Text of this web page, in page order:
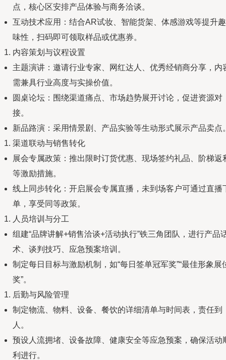
点，核心区安排产品体验与商务洽谈。
互动技术应用：结合AR试妆、智能货架、体感游戏等提升趣
味性，扫码即可领取样品或优惠券。
内容策划与议程设置
主题演讲：邀请行业专家、网红达人、优秀经销商分享，内
需兼具行业高度与实操价值。
圆桌论坛：围绕渠道痛点、市场趋势展开讨论，促进资源对
接。
新品路演：采用情景剧、产品实验等生动形式展示产品卖点
渠道联动与销售转化
展会专属政策：推出限时订货优惠、现场签约礼品、阶梯返
等激励措施。
线上同步转化：开启展会专属直播，未到场客户可通过直播
单，享受同等政策。
人员培训与分工
组建“品牌讲解+销售洽谈+活动执行”铁三角团队，进行产品
术、谈判技巧、应急预案培训。
制定每日目标与激励机制，如“每日签单冠军奖”“最佳形象展
奖”。
后勤与风险管理
制定物流、物料、设备、餐饮的详细清单与时间表，责任到
人。
预设人流拥堵、设备故障、健康安全等应急预案，确保活动
利进行。